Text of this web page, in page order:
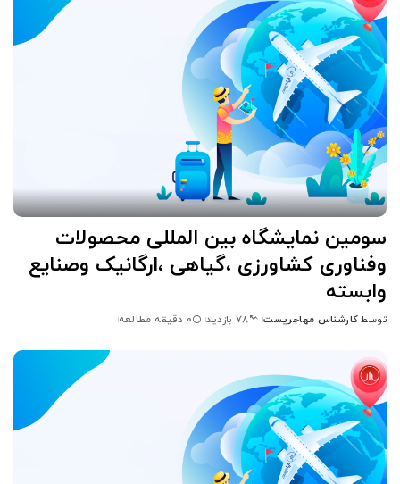
سومین نمایشگاه بین المللی محصولات
وفناوری کشاورزی ،گیاهی ،ارگانیک وصنایع
وابسته
ارسال
توسط
توسط کارشناس مهاجریست 78 بازدید 0 دقیقه مطالعه